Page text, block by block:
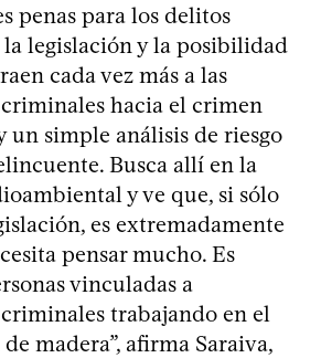
penas para los delitos
legislación y la posibilidad
cada vez más a las
hacia el crimen
un simple análisis de riesgo
Busca allí en la
y ve que, si sólo
es extremadamente
pensar mucho. Es
vinculadas a
trabajando en el
madera”, afirma Saraiva,